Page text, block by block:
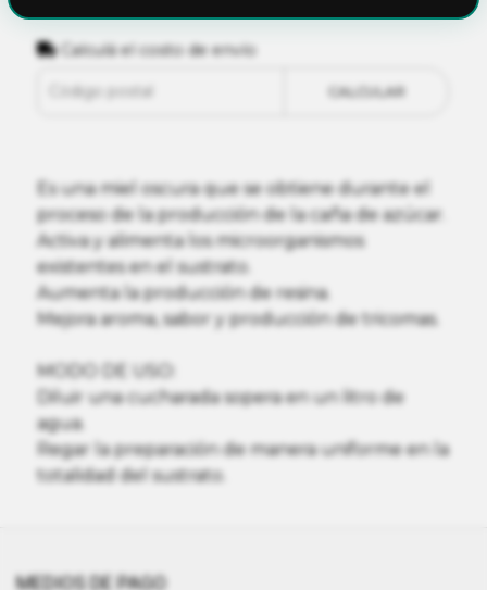
Calculá el costo de envío
CALCULAR
Es una miel oscura que se obtiene durante el
proceso de la producción de la caña de azúcar.
Activa y alimenta los microorganismos
existentes en el sustrato.
Aumenta la producción de resina.
Mejora aroma, sabor y producción de tricomas.
MODO DE USO:
Diluir una cucharada sopera en un litro de
agua.
Regar la preparación de manera uniforme en la
totalidad del sustrato.
MEDIOS DE PAGO